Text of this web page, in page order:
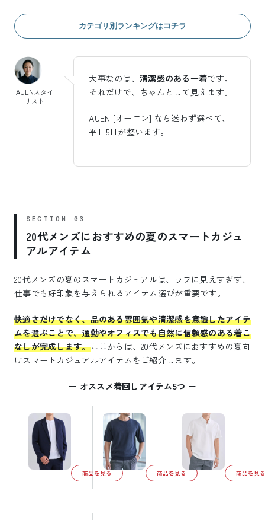
カテゴリ別ランキングはコチラ
AUENスタイ
リスト
大事なのは、清潔感のある一着です。
それだけで、ちゃんとして見えます。
AUEN [オーエン] なら迷わず選べて、
平日5日が整います。
20代メンズにおすすめの夏のスマートカジュ
アルアイテム
20代メンズの夏のスマートカジュアルは、ラフに見えすぎず、
仕事でも好印象を与えられるアイテム選びが重要です。
快適さだけでなく、品のある雰囲気や清潔感を意識したアイテ
ムを選ぶことで、通勤やオフィスでも自然に信頼感のある着こ
なしが完成します。ここからは、20代メンズにおすすめの夏向
けスマートカジュアルアイテムをご紹介します。
ー オススメ着回しアイテム5つ ー
商品を見る 商品を見る 商品を見